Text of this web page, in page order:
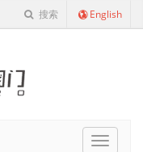
搜索 English
Cnro